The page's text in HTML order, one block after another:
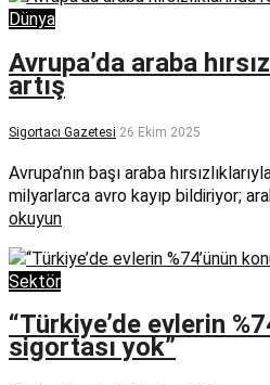
Dünya
Avrupa’da araba
artış
Sigortacı Gazetesi 26 Ekim 2025
Avrupa’nın başı araba
milyarlarca avro kayıp bildiriyor;
okuyun
Sektör
“Türkiye’de evlerin
sigortası yok”